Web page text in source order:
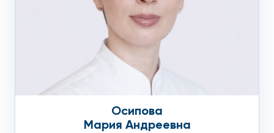
Осипова
Мария Андреевна